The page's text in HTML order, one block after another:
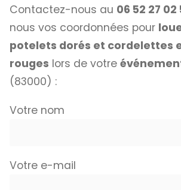
Contactez-nous au 06 52 27 02
nous vos coordonnées pour
potelets dorés et cordelettes
rouges lors de votre
(83000) :
Votre nom
Votre e-mail